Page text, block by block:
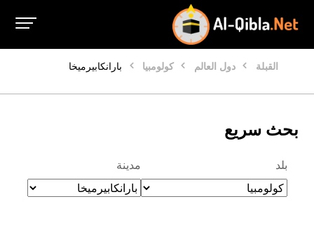
القبلة دول العالم كولومبيا بارانكابيرميخا
بحث سريع
بلد مدينة